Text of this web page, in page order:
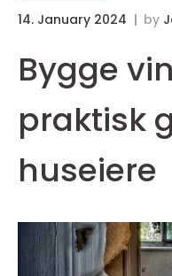
14. January 2024 by
Bygge
praktisk
huseiere